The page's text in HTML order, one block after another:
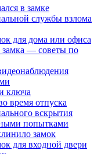
в замке
службы взлома
для дома или офиса
замка — советы по
ключа
время отпуска
вскрытия
попытками
замок
для входной двери